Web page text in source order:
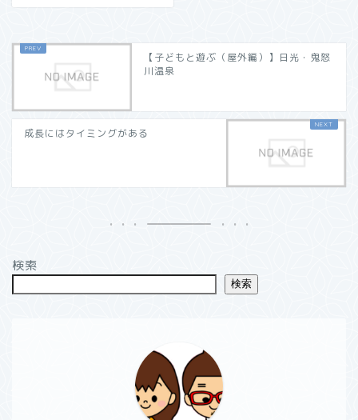
【子どもと遊ぶ（屋外編）】日光・鬼怒
川温泉
成長にはタイミングがある
検索
検索